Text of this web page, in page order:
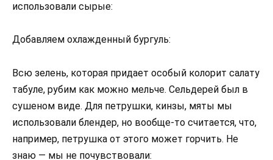
использовали сырые:
Добавляем охлажденный бургуль:
Всю зелень, которая придает особый колорит салату
табуле, рубим как можно мельче. Сельдерей был в
сушеном виде. Для петрушки, кинзы, мяты мы
использовали блендер, но вообще-то считается, что,
например, петрушка от этого может горчить. Не
знаю — мы не почувствовали: